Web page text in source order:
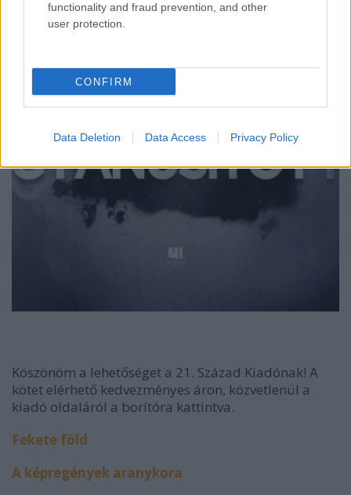
functionality and fraud prevention, and other
user protection.
CONFIRM
Data Deletion Data Access Privacy Policy
Köszönöm a lehetőséget a 21. Század Kiadónak! A
kötet elérhető kedvezményes áron, közvetlenül a
kiadó oldaláról a borítóra kattintva.
Fekete föld
A képregények aranykora